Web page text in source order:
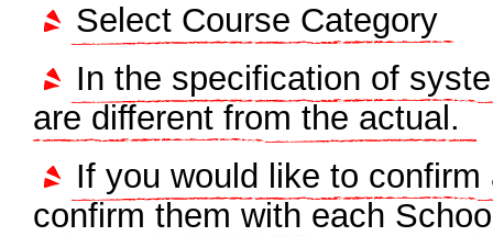
Select Course Category
In the specification of
are different from the actual.
If you would like to
confirm them with each